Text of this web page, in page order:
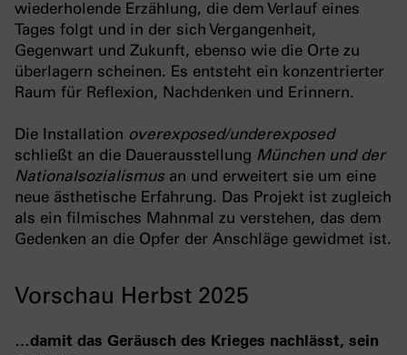
wiederholende Erzählung, die dem Verlauf eines
Tages folgt und in der sich Vergangenheit,
Gegenwart und Zukunft, ebenso wie die Orte zu
überlagern scheinen. Es entsteht ein konzentrierter
Raum für Reflexion, Nachdenken und Erinnern.
Die Installation overexposed/underexposed
schließt an die Dauerausstellung München und der
Nationalsozialismus an und erweitert sie um eine
neue ästhetische Erfahrung. Das Projekt ist zugleich
als ein filmisches Mahnmal zu verstehen, das dem
Gedenken an die Opfer der Anschläge gewidmet ist.
Vorschau Herbst 2025
…damit das Geräusch des Krieges nachlässt, sein